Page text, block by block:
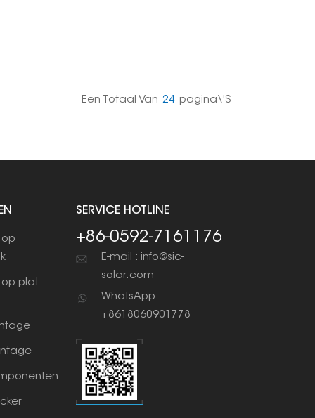
Een Totaal Van 24 Pagina\'s
plat
SERVICE HOTLINE
+86-0592-7161176
E-mail : info@sic-
solar.com
WhatsApp :
+8618060901778